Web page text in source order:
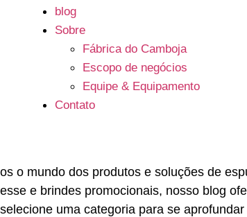
blog
Sobre
Fábrica do Camboja
Escopo de negócios
Equipe & Equipamento
Contato
o mundo dos produtos e soluções de
e brindes promocionais, nosso blog
uma categoria para se